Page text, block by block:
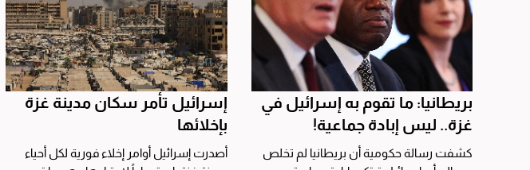
بريطانيا: ما تقوم به إسرائيل في
غزة.. ليس إبادة جماعية!
كشفت رسالة حكومية أن بريطانيا لم تخلص
إسرائيل تأمر سكان مدينة غزة
بإخلائها
أصدرت إسرائيل أوامر إخلاء فورية لكل أحياء